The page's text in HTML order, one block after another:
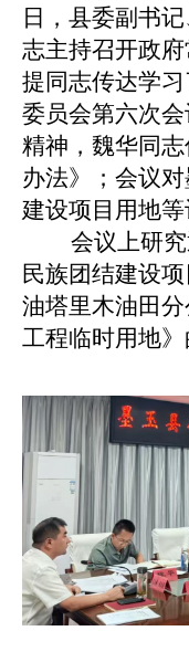
日，县委副书
志主持召开政
提同志传达学
委员会第六次
精神，魏华同
办法》；会议
建设项目用地等
会议上研究
民族团结建设
油塔里木油田分
工程临时用地》